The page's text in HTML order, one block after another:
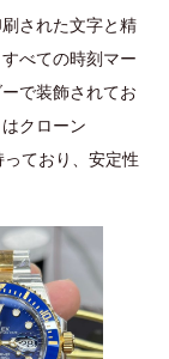
された文字と精
べての時刻マー
で装飾されてお
クローン
ており、安定性